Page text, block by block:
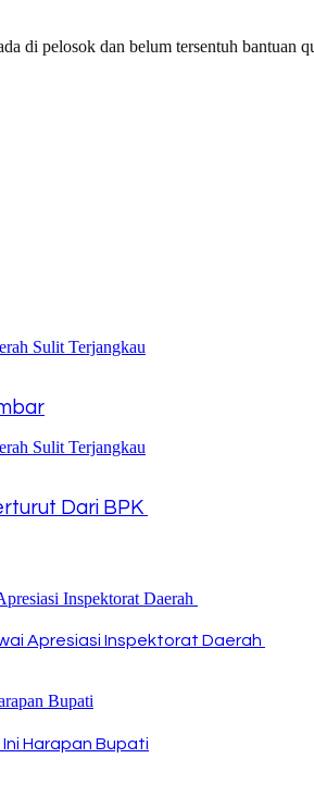
di pelosok dan belum tersentuh bantuan
Dari BPK
Apresiasi Inspektorat Daerah
Harapan Bupati